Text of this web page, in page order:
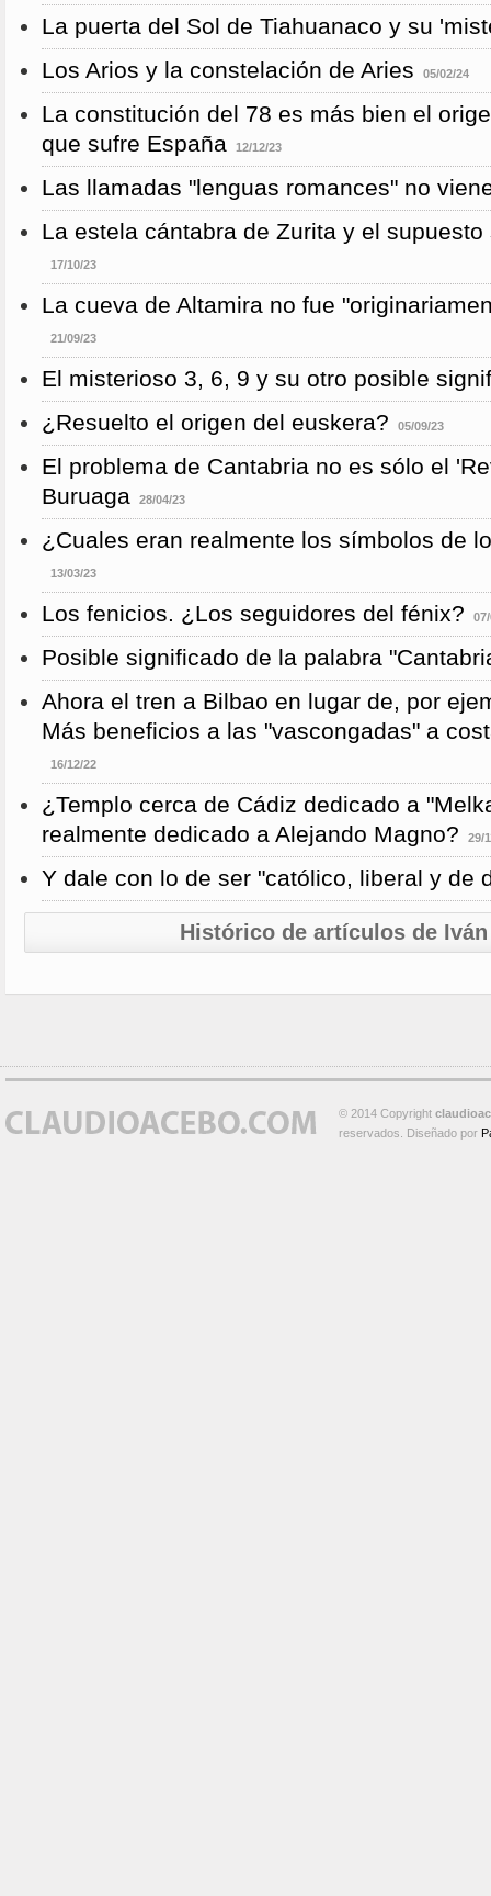
La puerta del Sol de Tiahuanaco y su
Los Arios y la constelación de Aries
05/02/24
La constitución del 78 es más bien el
que sufre España
12/12/23
Las llamadas "lenguas romances" no
La estela cántabra de Zurita y el
17/10/23
La cueva de Altamira no fue
21/09/23
El misterioso 3, 6, 9 y su otro posible
¿Resuelto el origen del euskera?
05/09/23
El problema de Cantabria no es sólo el
Buruaga
28/04/23
¿Cuales eran realmente los símbolos de
13/03/23
Los fenicios. ¿Los seguidores del fénix?
Posible significado de la palabra
Ahora el tren a Bilbao en lugar de, por
Más beneficios a las "vascongadas" a
16/12/22
¿Templo cerca de Cádiz dedicado a
realmente dedicado a Alejando Magno?
29/
Y dale con lo de ser "católico, liberal y de
Histórico de artículos de
© 2014 Copyright
reservados. Diseñado por